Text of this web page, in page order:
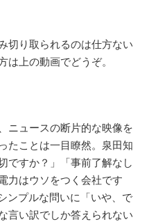
切り取られるのは仕方ない
は上の動画でどうぞ。
ニュースの断片的な映像を
たことは一目瞭然。泉田知
ですか？」「事前了解なし
力はウソをつく会社です
ンプルな問いに「いや、で
言い訳でしか答えられない